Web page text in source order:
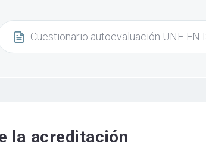
Cuestionario autoevaluación UNE-EN
la acreditación